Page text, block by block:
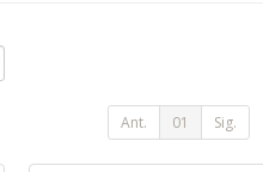
Ant. 01 Sig.